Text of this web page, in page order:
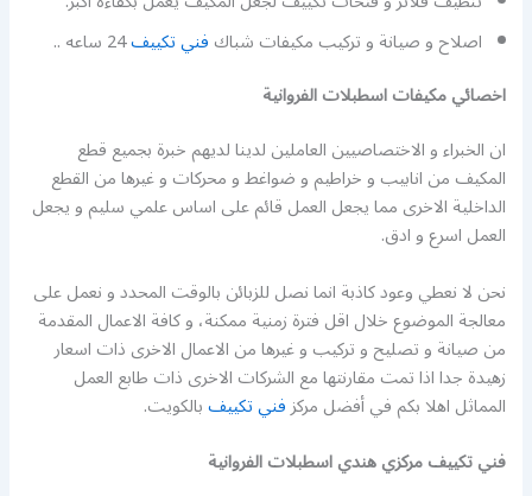
اصلاح و صيانة و تركيب مكيفات شباكفني تكييف24 ساعه ..
اخصائي مكيفات اسطبلات الفروانية
ان الخبراء و الاختصاصيين العاملين لدينا لديهم خبرة بجميع قطع
المكيف من انابيب و خراطيم و ضواغط و محركات و غيرها من القطع
الداخلية الاخرى مما يجعل العمل قائم على اساس علمي سليم و يجعل
العمل اسرع و ادق.
نحن لا نعطي وعود كاذبة انما نصل للزبائن بالوقت المحدد و نعمل على
معالجة الموضوع خلال اقل فترة زمنية ممكنة، و كافة الاعمال المقدمة
من صيانة و تصليح و تركيب و غيرها من الاعمال الاخرى ذات اسعار
زهيدة جدا اذا تمت مقارنتها مع الشركات الاخرى ذات طابع العمل
المماثل اهلا بكم في أفضل مركزفني تكييفبالكويت.
فني تكييف مركزي هندي اسطبلات الفروانية